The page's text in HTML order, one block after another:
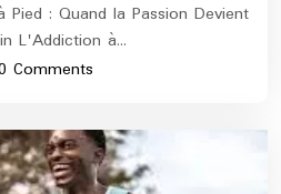
: Quand la Passion Devient
L'Addiction à…
Comments